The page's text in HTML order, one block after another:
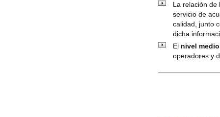
La relación de
servicio de
calidad, junto
dicha
El nivel medio
operadores y